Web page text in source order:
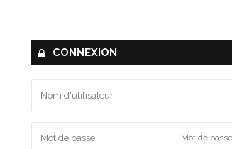
CONNEXION
Mot de